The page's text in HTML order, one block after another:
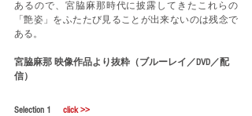
あるので、宮脇麻那時代に披露してきたこれらの
「艶姿」をふたたび見ることが出来ないのは残念で
ある。
宮脇麻那 映像作品より抜粋（ブルーレイ／DVD／配
信）
Selection 1 click >>